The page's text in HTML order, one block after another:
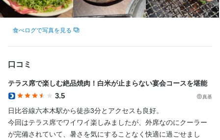
食べログで写真を見る
口コミ
テラス席で楽しむ絶品焼肉！白米が止まらない宴会コースを堪能
3.5 真基
日比谷線六本木駅から徒歩3分とアクセスも良好。
今回はテラス席でワイワイ楽しみましたが、外席なのにクーラー
が完備されていて、暑さを気にすることなく快適に過ごせまし